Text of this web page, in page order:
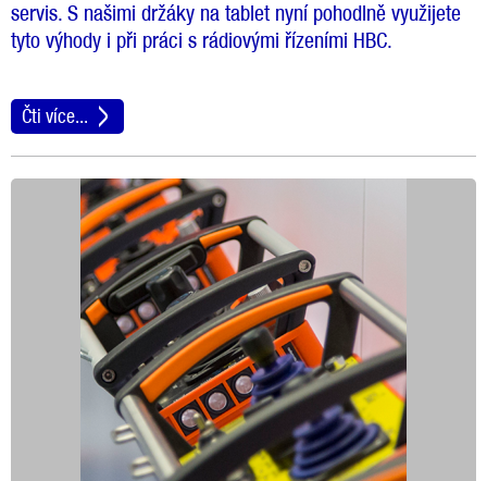
servis. S našimi držáky na tablet nyní pohodlně využijete
tyto výhody i při práci s rádiovými řízeními HBC.
Čti více...